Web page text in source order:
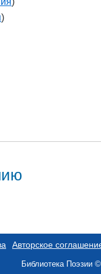
)
Авторское
Библиотека Поэзии